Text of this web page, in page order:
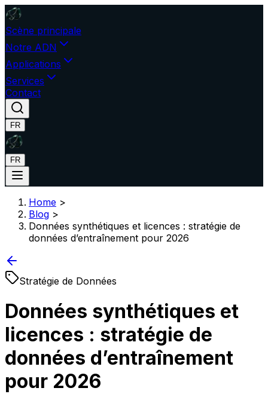
Scène principale
Notre ADN
Applications
Services
Contact
FR
FR
Home >
Blog >
Données synthétiques et licences : stratégie de
données d’entraînement pour 2026
Stratégie de Données
Données synthétiques et
licences : stratégie de
données d’entraînement
pour 2026